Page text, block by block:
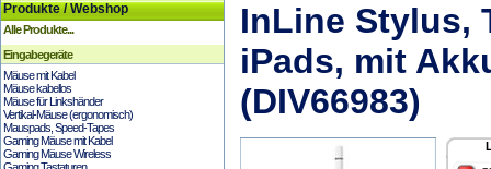
Produkte / Webshop
Alle Produkte...
Eingabegeräte
Mäuse mit Kabel
Mäuse kabellos
Mäuse für Linkshänder
Vertikal-Mäuse (ergonomisch)
Mauspads, Speed-Tapes
Gaming Mäuse mit Kabel
Gaming Mäuse Wireless
InLine Stylus,
iPads, mit
(DIV66983)